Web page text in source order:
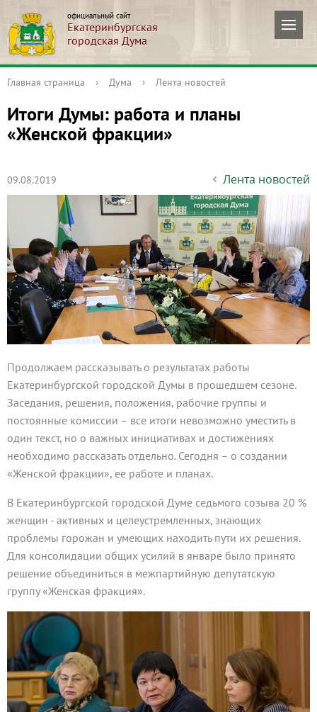
официальный сайт
Екатеринбургская
городская Дума
Главная страница › Дума › Лента новостей
Итоги Думы: работа и планы
«Женской фракции»
09.08.2019 Лента новостей
Продолжаем рассказывать о результатах работы
Екатеринбургской городской Думы в прошедшем сезоне.
Заседания, решения, положения, рабочие группы и
постоянные комиссии – все итоги невозможно уместить в
один текст, но о важных инициативах и достижениях
необходимо рассказать отдельно. Сегодня – о создании
«Женской фракции», ее работе и планах.
В Екатеринбургской городской Думе седьмого созыва 20 %
женщин - активных и целеустремленных, знающих
проблемы горожан и умеющих находить пути их решения.
Для консолидации общих усилий в январе было принято
решение объединиться в межпартийную депутатскую
группу «Женская фракция».